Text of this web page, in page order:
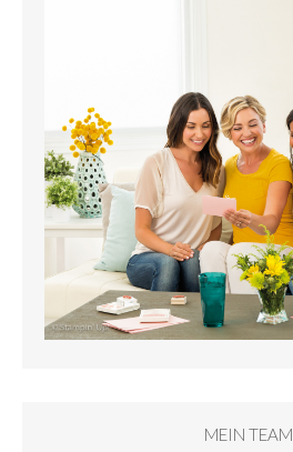
MEIN TEAM